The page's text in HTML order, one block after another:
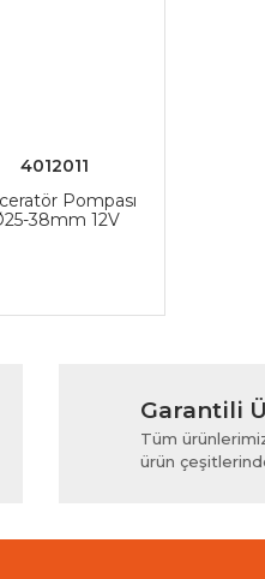
4012011
Pompası
38mm 12V
Garantili
Tüm
ürün